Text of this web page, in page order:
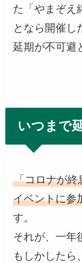
た「やまぞえ
となら開催し
延期が不可避
いつまで
「コロナが終
イベントに参
す。
それが、一年
もしかしたら